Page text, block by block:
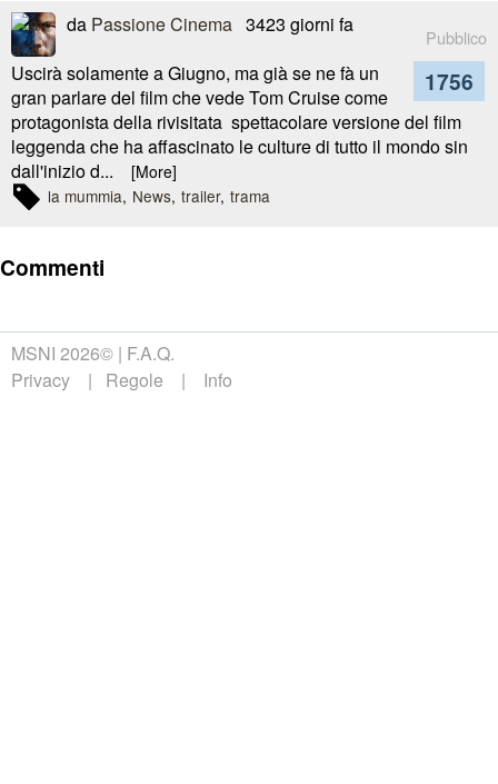
da Passione Cinema 3423 giorni fa
Pubblico
1756
Uscirà solamente a Giugno, ma già se ne fà un
gran parlare del film che vede Tom Cruise come
protagonista della rivisitata spettacolare versione del film
leggenda che ha affascinato le culture di tutto il mondo sin
dall'inizio d... [More]
la mummia News trailer trama
Commenti
MSNI 2026© F.A.Q.
Privacy
Regole Info